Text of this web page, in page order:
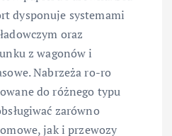
dysponuje systemami
oraz
z wagonów i
Nabrzeża ro-ro
do różnego typu
zarówno
jak i przewozy